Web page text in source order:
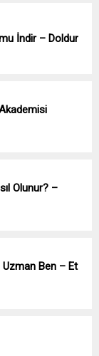
İndir – Doldur
Olunur? –
Ben – Et